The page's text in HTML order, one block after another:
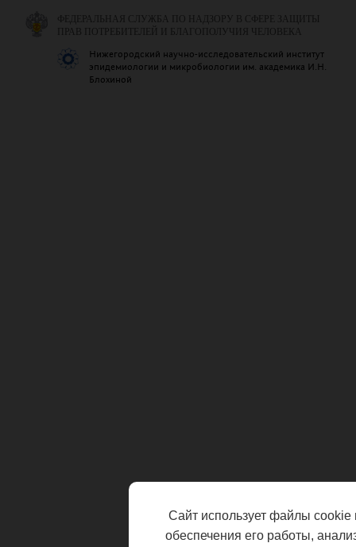
ФЕДЕРАЛЬНАЯ СЛУЖБА ПО НАДЗОРУ В СФЕРЕ ЗАЩИТЫ
ПРАВ ПОТРЕБИТЕЛЕЙ И БЛАГОПОЛУЧИЯ ЧЕЛОВЕКА
Нижегородский научно-исследовательский институт
эпидемиологии и микробиологии им. академика И.Н.
Блохиной
Сайт использует файлы cookie
обеспечения его работы,